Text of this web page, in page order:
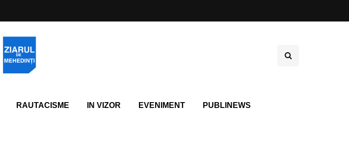
RAUTACISME IN VIZOR EVENIMENT PUBLINEWS